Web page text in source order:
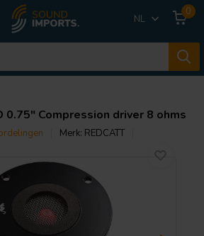
NL
0
0.75" Compression driver 8 ohms
Merk: REDCATT